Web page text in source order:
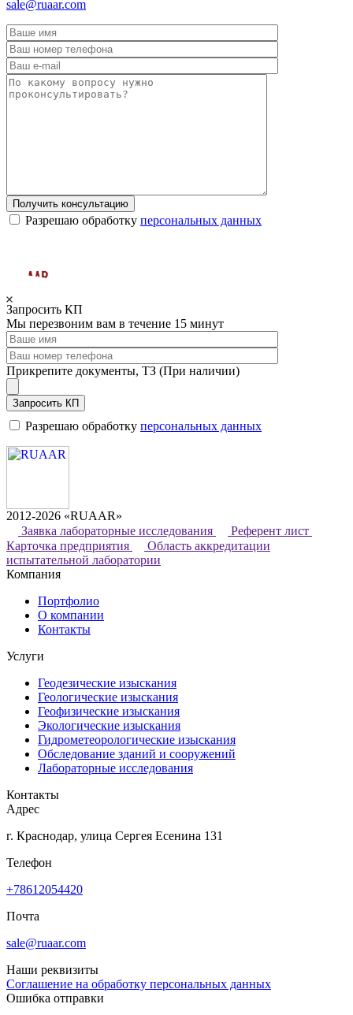
sale@ruaar.com
Получить консультацию
Разрешаю обработку персональных данных
Запросить КП
Мы перезвоним вам в течение 15 минут
Прикрепите документы, ТЗ (При наличии)
Запросить КП
Разрешаю обработку персональных данных
2012-2026 «RUAAR»
Заявка лабораторные исследования
Референт лист
Карточка предприятия
Область аккредитации
испытательной лаборатории
Компания
Портфолио
О компании
Контакты
Услуги
Геодезические изыскания
Геологические изыскания
Геофизические изыскания
Экологические изыскания
Гидрометеорологические изыскания
Обследование зданий и сооружений
Лабораторные исследования
Контакты
Адрес
г. Краснодар, улица Сергея Есенина 131
Телефон
+78612054420
Почта
sale@ruaar.com
Наши реквизиты
Соглашение на обработку персональных данных
Ошибка отправки